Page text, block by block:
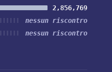
2,856,769
nessun riscontro
nessun riscontro